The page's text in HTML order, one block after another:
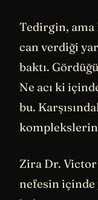
Tedirgin, ama
can verdiği
baktı.
Ne acı ki
bu.
Zira Dr. Victor
nefesin içinde